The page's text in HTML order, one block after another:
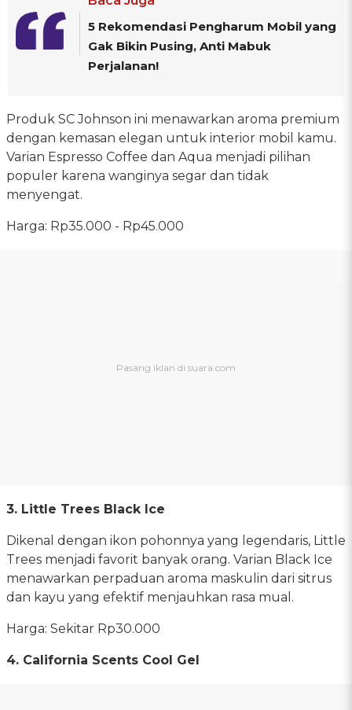
5 Rekomendasi Pengharum Mobil yang
Gak Bikin Pusing, Anti Mabuk
Perjalanan!
Produk SC Johnson ini menawarkan aroma premium
dengan kemasan elegan untuk interior mobil kamu.
Varian Espresso Coffee dan Aqua menjadi pilihan
populer karena wanginya segar dan tidak
menyengat.
Harga: Rp35.000 - Rp45.000
3. Little Trees Black Ice
Dikenal dengan ikon pohonnya yang legendaris, Little
Trees menjadi favorit banyak orang. Varian Black Ice
menawarkan perpaduan aroma maskulin dari sitrus
dan kayu yang efektif menjauhkan rasa mual.
Harga: Sekitar Rp30.000
4. California Scents Cool Gel